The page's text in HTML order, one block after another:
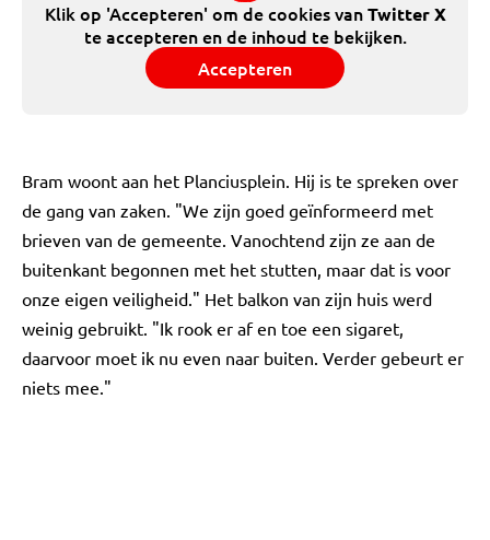
Klik op 'Accepteren' om de cookies vanTwitter X
te accepteren en de inhoud te bekijken.
Accepteren
Bram woont aan het Planciusplein. Hij is te spreken over
de gang van zaken. "We zijn goed geïnformeerd met
brieven van de gemeente. Vanochtend zijn ze aan de
buitenkant begonnen met het stutten, maar dat is voor
onze eigen veiligheid." Het balkon van zijn huis werd
weinig gebruikt. "Ik rook er af en toe een sigaret,
daarvoor moet ik nu even naar buiten. Verder gebeurt er
niets mee."